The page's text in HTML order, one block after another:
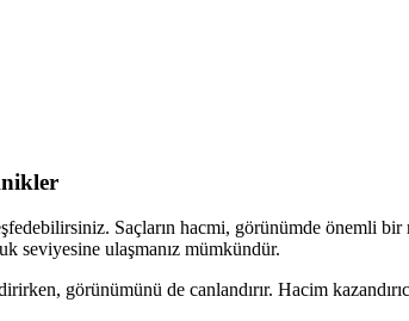
Saçların hacmi, görünümde önemli
seviyesine ulaşmanız mümkündür.
görünümünü de canlandırır. Hacim